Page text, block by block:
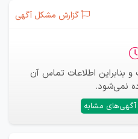
گزارش مشکل آگهی
اطلاعات تماس آن
نمی‌شود.
مشابه